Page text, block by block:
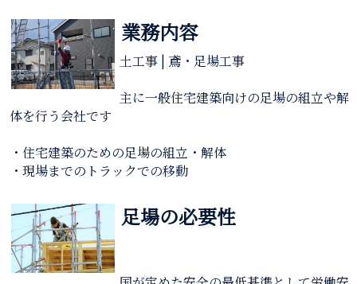
業務内容
土工事 | 鳶・足場工事
主に一般住宅建築向けの足場の組立や解
体を行う会社です
・住宅建築のための足場の組立・解体
・現場までのトラックでの移動
足場の必要性